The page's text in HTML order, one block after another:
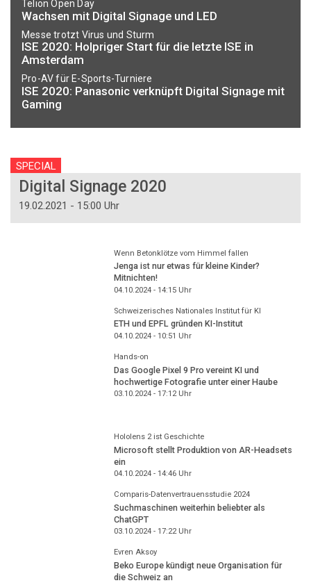
Telion Open Day
Wachsen mit Digital Signage und LED
Messe trotzt Virus und Sturm
ISE 2020: Holpriger Start für die letzte ISE in
Amsterdam
Pro-AV für E-Sports-Turniere
ISE 2020: Panasonic verknüpft Digital Signage mit
Gaming
SPECIAL
Digital Signage 2020
19.02.2021 - 15:00 Uhr
Wenn Betonklötze vom Himmel fallen
Jenga ist nur etwas für kleine Kinder?
Mitnichten!
04.10.2024 - 14:15Uhr
Schweizerisches Nationales Institut für KI
ETH und EPFL gründen KI-Institut
04.10.2024 - 10:51 Uhr
Hands-on
Das Google Pixel 9 Pro vereint KI und
hochwertige Fotografie unter einer Haube
03.10.2024 - 17:12Uhr
Hololens 2 ist Geschichte
Microsoft stellt Produktion von AR-Headsets
ein
04.10.2024 - 14:46Uhr
Comparis-Datenvertrauensstudie 2024
Suchmaschinen weiterhin beliebter als
ChatGPT
03.10.2024 - 17:22Uhr
Evren Aksoy
Beko Europe kündigt neue Organisation für
die Schweiz an